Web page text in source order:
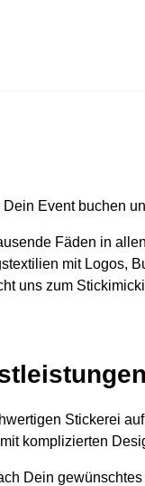
Event buchen
Fäden in
mit Logos,
uns zum
Stickerei
komplizierten
Dein